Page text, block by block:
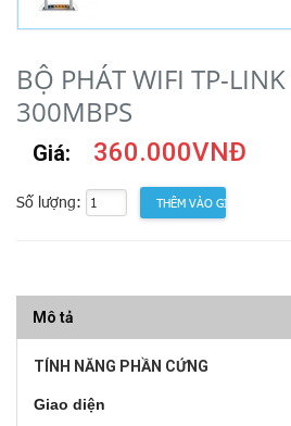
BỘ PHÁT WIFI TP-
300MBPS
Giá: 360.000VNĐ
Số lượng:
Mô tả
TÍNH NĂNG PHẦN CỨNG
Giao diện